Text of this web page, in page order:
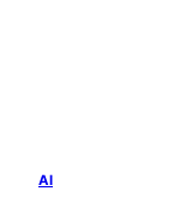
AI